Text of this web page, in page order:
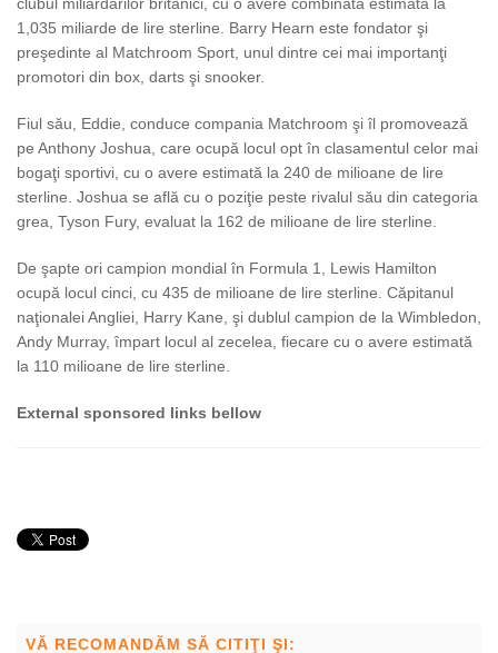
1,035 miliarde de lire sterline. Barry Hearn este fondator şi
preşedinte al Matchroom Sport, unul dintre cei mai importanţi
promotori din box, darts şi snooker.
Fiul său, Eddie, conduce compania Matchroom şi îl promovează
pe Anthony Joshua, care ocupă locul opt în clasamentul celor mai
bogaţi sportivi, cu o avere estimată la 240 de milioane de lire
sterline. Joshua se află cu o poziţie peste rivalul său din categoria
grea, Tyson Fury, evaluat la 162 de milioane de lire sterline.
De şapte ori campion mondial în Formula 1, Lewis Hamilton
ocupă locul cinci, cu 435 de milioane de lire sterline. Căpitanul
naţionalei Angliei, Harry Kane, şi dublul campion de la Wimbledon,
Andy Murray, împart locul al zecelea, fiecare cu o avere estimată
la 110 milioane de lire sterline.
External sponsored links bellow
VĂ RECOMANDĂM SĂ CITIŢI ŞI: